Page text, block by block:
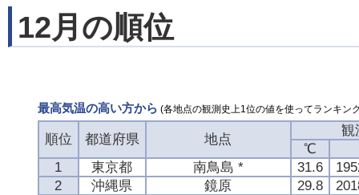
12月の順位
最高気温の高い方から (各地点の観測史上1位の値を使ってランキン
順位 都道府県 地点
観
℃
1
東京都 南鳥島 * 31.6
2
沖縄県 鏡原 29.8